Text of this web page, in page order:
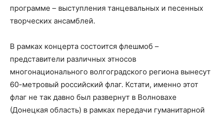
программе – выступления танцевальных и песенных
творческих ансамблей.
В рамках концерта состоится флешмоб –
представители различных этносов
многонационального волгоградского региона вынесут
60-метровый российский флаг. Кстати, именно этот
флаг не так давно был развернут в Волновахе
(Донецкая область) в рамках передачи гуманитарной